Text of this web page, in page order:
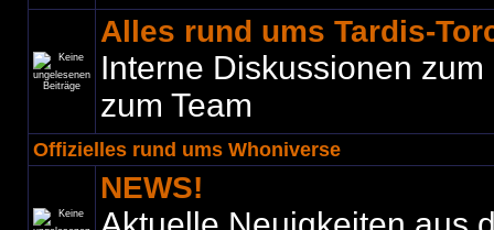
Alles rund ums Tardis-
Interne Diskussionen
zum Team
Offizielles rund ums Whoniverse
NEWS!